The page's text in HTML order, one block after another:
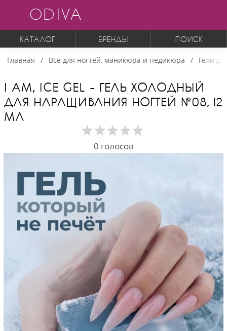
ODIVA
КАТАЛОГ БРЕНДЫ ПОИСК
Главная Все для ногтей, маникюра и педикюра Гели
I AM, ICE GEL - ГЕЛЬ ХОЛОДНЫЙ
ДЛЯ НАРАЩИВАНИЯ НОГТЕЙ №08, 12
МЛ
0 голосов